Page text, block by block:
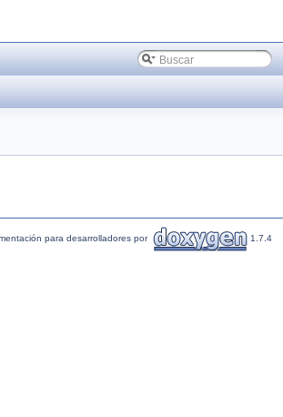
para desarrolladores por 1.7.4